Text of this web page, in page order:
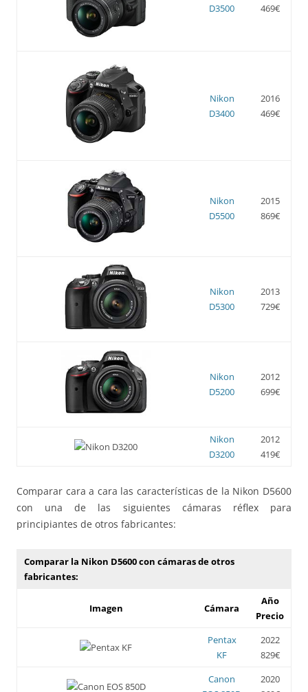
D3500
469€
Nikon
D3400
2016
469€
Nikon
D5500
2015
869€
Nikon
D5300
2013
729€
Nikon
D5200
2012
699€
Nikon
D3200
2012
419€
Comparar cara a cara las características de la Nikon D5600
con una de las siguientes cámaras réflex para
principiantes de otros fabricantes:
Comparar la Nikon D5600 con cámaras de otros
fabricantes:
Imagen Cámara
Año
Precio
Pentax
KF
2022
829€
Canon
2020